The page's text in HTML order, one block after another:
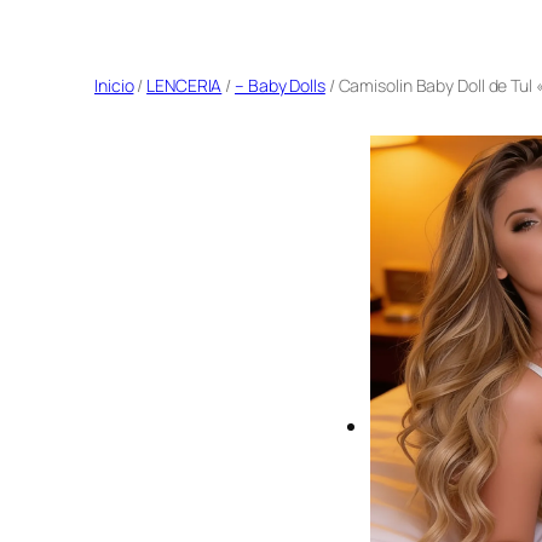
contenido
Inicio/ LENCERIA /– Baby Dolls/ Camisolin Baby Doll de Tul